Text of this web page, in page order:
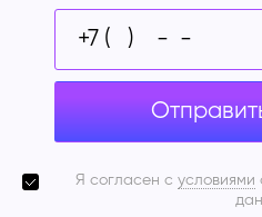
Я согласен с условиями